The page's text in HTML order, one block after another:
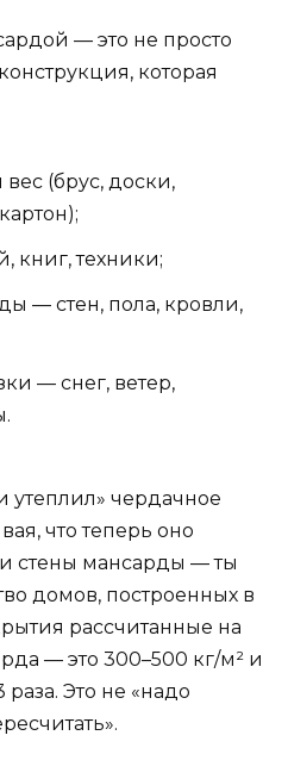
— это не просто
которая
(брус, доски,
книг, техники;
— стен, пола, кровли,
— снег, ветер,
утеплил» чердачное
что теперь оно
стены мансарды — ты
домов, построенных в
рассчитанные на
— это 300–500 кг/м² и
Это не «надо